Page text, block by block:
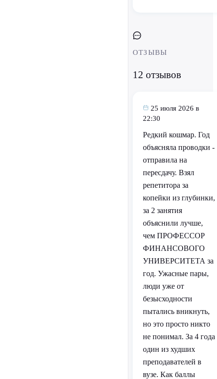
ОТЗЫВЫ
12 отзывов
25 июля 2026 в
22:30
Редкий кошмар. Год
объясняла проводки -
отправила на
пересдачу. Взял
репетитора за
копейки из глубинки,
за 2 занятия
объяснили лучше,
чем ПРОФЕССОР
ФИНАНСОВОГО
УНИВЕРСИТЕТА за
год. Ужасные пары,
люди уже от
безысходности
пытались вникнуть,
но это просто никто
не понимал. За 4 года
один из худших
преподавателей в
вузе. Как баллы